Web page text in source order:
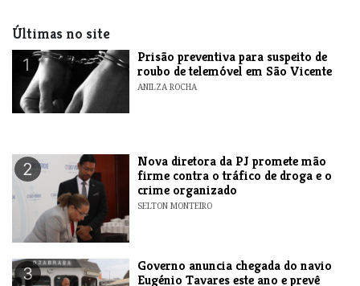
Últimas no site
1
Prisão preventiva para suspeito de
roubo de telemóvel em São Vicente
ANILZA ROCHA
2
Nova diretora da PJ promete mão
firme contra o tráfico de droga e o
crime organizado
SELTON MONTEIRO
3
Governo anuncia chegada do navio
Eugénio Tavares este ano e prevê